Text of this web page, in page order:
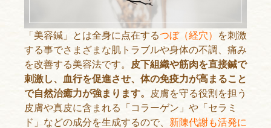
「美容鍼」とは全身に点在するつぼ（経穴）
を刺激
する事でさまざまな肌トラブルや身体の不調、痛み
を改善する美容法です。
皮下組織や筋肉を直接鍼で
刺激し、血行を促進させ、体の免疫力が高まること
で自然治癒力が強まります。
皮膚を守る役割を担う
皮膚や真皮に含まれる「コラーゲン」や「セラミ
ド」などの成分を生成するので、 新陳代謝も活発に